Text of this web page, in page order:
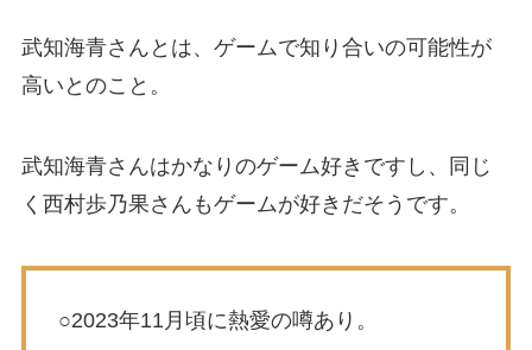
武知海青さんとは、ゲームで知り合いの可能性が
高いとのこと。
武知海青さんはかなりのゲーム好きですし、同じ
く西村歩乃果さんもゲームが好きだそうです。
○2023年11月頃に熱愛の噂あり。